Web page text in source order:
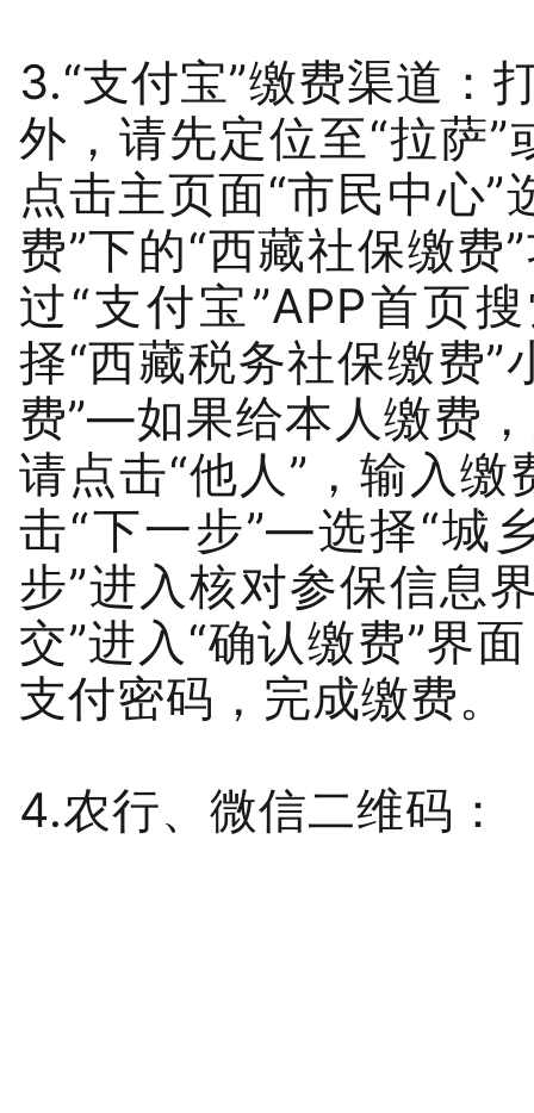
3.“支付宝”缴费渠道：
外，请先定位至“拉萨
点击主页面“市民中心
费”下的“西藏社保缴费
过“支付宝”APP首页
择“西藏税务社保缴费”
费”—如果给本人缴费
请点击“他人”，输入
击“下一步”—选择“城
步”进入核对参保信息
交”进入“确认缴费”界
支付密码，完成缴费。
4.农行、微信二维码：